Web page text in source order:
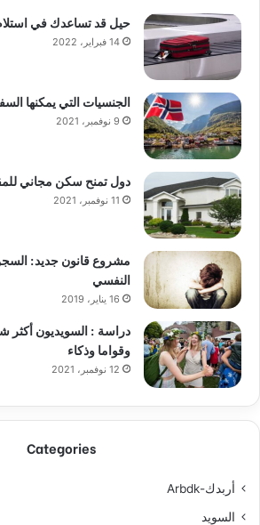
حيل قد تساعدك في استلام
14 فبراير، 2022
الجنسيات التي يمكنها
9 نوفمبر، 2021
دول تمنح سكن مجاني
11 نوفمبر، 2021
النفسي
16 يناير، 2019
دراسة : السويديون أكثر
وقواما وذكاء
12 نوفمبر، 2021
Categories
أربدك-Arbdk
السويد